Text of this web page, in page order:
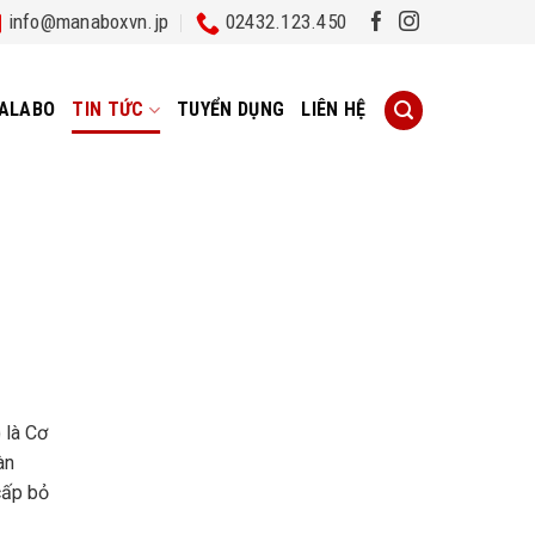
info@manaboxvn.jp 02432.123.450
TIN TỨC TUYỂN DỤNG LIÊN HỆ
là Cơ
bỏ